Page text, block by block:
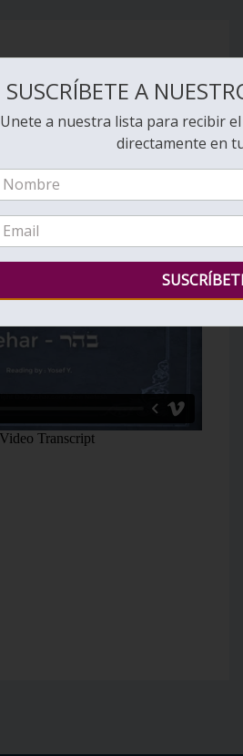
SUSCRÍBETE A
Unete a nuestra lista para recibir
directamente en